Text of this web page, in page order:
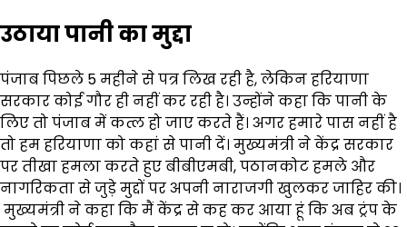
उठाया पानी का मुद्दा
पंजाब पिछले 5 महीने से पत्र लिख रही है, लेकिन हरियाणा
सरकार कोई गौर ही नहीं कर रही है। उन्होंने कहा कि पानी के
लिए तो पंजाब में कत्ल हो जाए करते हैं। अगर हमारे पास नहीं है
तो हम हरियाणा को कहां से पानी दें। मुख्यमंत्री ने केंद्र सरकार
पर तीखा हमला करते हुए बीबीएमबी, पठानकोट हमले और
नागरिकता से जुड़े मुद्दों पर अपनी नाराजगी खुलकर जाहिर की।
मुख्यमंत्री ने कहा कि मैं केंद्र से कह कर आया हूं कि अब ट्रंप के